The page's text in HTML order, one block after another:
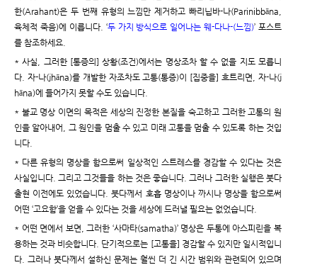
한(Arahant)은 두 번째 유형의 느낌만 제거하고 빠리닙바-나(Parinibbāna,
육체적 죽음)에 이릅니다. ‘두 가지 방식으로 일어나는 웨-다나-(느낌)’ 포스트
를 참조하세요.
* 사실, 그러한 [통증의] 상황(조건)에서는 명상조차 할 수 없을 지도 모릅니
다. 자-나(jhāna)를 개발한 자조차도 고통(통증)이 [집중을] 흐트리면, 자-나(j
hāna)에 들어가지 못할 수도 있습니다.
* 불교 명상 이면의 목적은 세상의 진정한 본질을 숙고하고 그러한 고통의 원
인을 알아내어, 그 원인을 멈출 수 있고 미래 고통을 멈출 수 있도록 하는 것입
니다.
* 다른 유형의 명상을 함으로써 일상적인 스트레스를 경감할 수 있다는 것은
사실입니다. 그리고 그것들을 하는 것은 좋습니다. 그러나 그러한 실행은 붓다
출현 이전에도 있었습니다. 붓다께서 호흡 명상이나 까시나 명상을 함으로써
어떤 ‘고요함’을 얻을 수 있다는 것을 세상에 드러낼 필요는 없었습니다.
* 어떤 면에서 보면, 그러한 ‘사마타(samatha)’ 명상은 두통에 아스피린을 복
용하는 것과 비슷합니다. 단기적으로는 [고통을] 경감할 수 있지만 일시적입니
다. 그러나 붓다께서 설하신 문제는 훨씬 더 긴 시간 범위와 관련되어 있으며